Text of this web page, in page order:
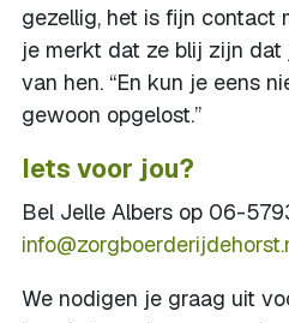
gezellig, het is fijn contact
je merkt dat ze blij zijn dat
van hen. “En kun je eens
gewoon opgelost.”
Iets voor jou?
Bel Jelle Albers op 06-
We nodigen je graag uit